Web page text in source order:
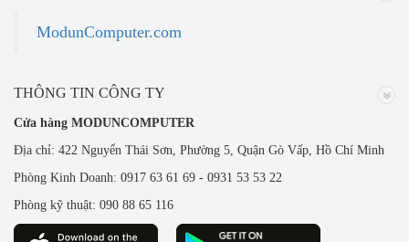
ModunComputer.com
THÔNG TIN CÔNG TY
Cửa hàng MODUNCOMPUTER
Địa chỉ: 422 Nguyển Thái Sơn, Phường 5, Quận Gò Vấp, Hồ Chí Minh
Phòng Kinh Doanh: 0917 63 61 69 - 0931 53 53 22
Phòng kỹ thuật: 090 88 65 116